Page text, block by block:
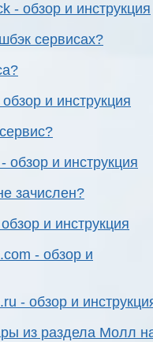
- обзор и инструкция
сервисах?
и инструкция
обзор и инструкция
зачислен?
и инструкция
- обзор и
- обзор и
из раздела Молл